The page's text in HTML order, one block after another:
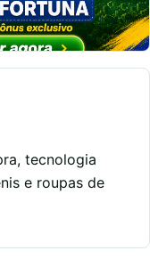
tecnologia
e roupas de